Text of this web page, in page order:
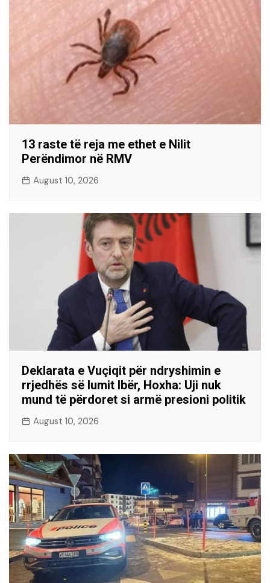
13 raste të reja me ethet e Nilit
Perëndimor në RMV
August 10, 2026
Deklarata e Vuçiqit për ndryshimin e
rrjedhës së lumit Ibër, Hoxha: Uji nuk
mund të përdoret si armë presioni politik
August 10, 2026